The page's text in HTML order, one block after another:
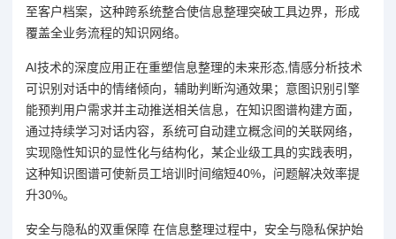
至客户档案，这种跨系统整合使信息整理突破工具边界，形成
覆盖全业务流程的知识网络。
AI技术的深度应用正在重塑信息整理的未来形态,情感分析技术
可识别对话中的情绪倾向，辅助判断沟通效果；意图识别引擎
能预判用户需求并主动推送相关信息，在知识图谱构建方面，
通过持续学习对话内容，系统可自动建立概念间的关联网络，
实现隐性知识的显性化与结构化，某企业级工具的实践表明，
这种知识图谱可使新员工培训时间缩短40%，问题解决效率提
升30%。
安全与隐私的双重保障 在信息整理过程中，安全与隐私保护始